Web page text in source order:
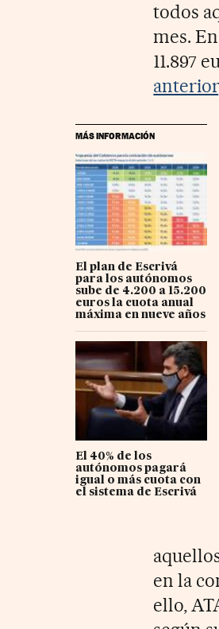
todos
mes.
11.897
anterior
MÁS INFORMACIÓN
El plan de Escrivá
para los autónomos
sube de 4.200 a 15.200
euros la cuota anual
máxima en nueve años
El 40% de los
autónomos pagará
igual o más cuota con
el sistema de Escrivá
en la
ello,